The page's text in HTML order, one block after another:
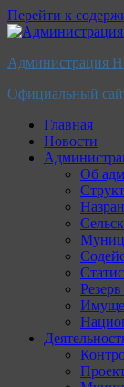
Перейти к
Администрация
Официальный
Главная
Новости
Об